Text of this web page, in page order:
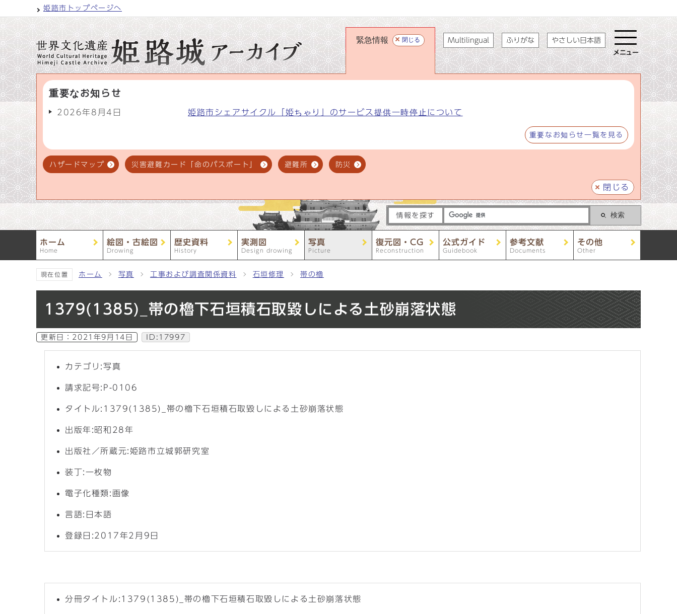
姫路市トップページへ
緊急情報 閉じる
重要なお知らせ
2026年8月4日 姫路市シェアサイクル「姫ちゃり」のサービス提供一時停止について
重要なお知らせ一覧を見る
ハザードマップ 災害避難カード「命のパスポート」 避難所 防災
閉じる
Multilingual ふりがな やさしい日本語
メニュー
情報を探す 検索
ホーム
Home
絵図・古絵図
Drowing
歴史資料
History
実測図
Design drowing
写真
Picture
復元図・CG
Reconstruction
公式ガイド
Guidebook
参考文献
Documents
その他
Other
現在位置 ホーム 写真 工事および調査関係資料 石垣修理 帯の櫓
1379(1385)_帯の櫓下石垣積石取毀しによる土砂崩落状態
更新日： 2021年9月14日 ID:17997
カテゴリ:写真
請求記号:P-0106
タイトル:1379(1385)_帯の櫓下石垣積石取毀しによる土砂崩落状態
出版年:昭和28年
出版社／所蔵元:姫路市立城郭研究室
装丁:一枚物
電子化種類:画像
言語:日本語
登録日:2017年2月9日
分冊タイトル:1379(1385)_帯の櫓下石垣積石取毀しによる土砂崩落状態